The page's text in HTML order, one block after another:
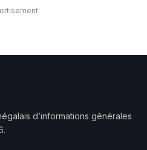
d’informations générales